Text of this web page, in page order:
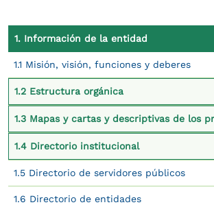
Contexto Ley de
1. Información de la entidad
1.1 Misión, visión, funciones y deberes
1.2 Estructura orgánica
1.3 Mapas y cartas y descriptivas de los
1.4 Directorio institucional
1.5 Directorio de servidores públicos
1.6 Directorio de entidades